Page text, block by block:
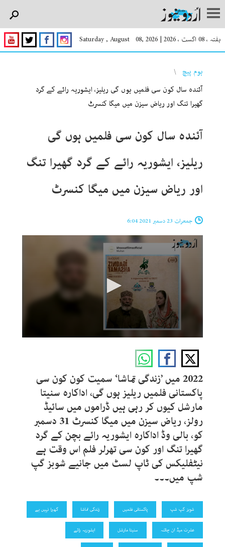
ہفتہ ، 08 اگست ، 2026 |
Saturday , August 08, 2026
You are here
ہوم پیچ
آئندہ سال کون سی فلمیں ہوں گی ریلیز، ایشوریہ رائے کے گرد
گھیرا تنگ اور ریاض سیزن میں میگا کنسرٹ
آئندہ سال کون سی فلمیں ہوں گی
ریلیز، ایشوریہ رائے کے گرد گھیرا تنگ
اور ریاض سیزن میں میگا کنسرٹ
جمعرات 23 دسمبر 2021 6:04
second
2022 میں ’زندگی تماشا‘ سمیت کون کون سی
پاکستانی فلمیں ریلیز ہوں گی، اداکارہ سنیتا
مارشل کیوں کر رہی ہیں ڈراموں میں سائیڈ
رولز، ریاض سیزن میں میگا کنسرٹ 31 دسمبر
کو، بالی وڈ اداکارہ ایشوریہ رائے بچن کے گرد
گھیرا تنگ اور کون سی تھرلر فلم اس وقت ہے
نیٹفلیکس کی ٹاپ لسٹ میں جانیے شوبز گپ
شپ میں۔۔۔
شوبز گپ شپ پاکستانی فلمیں زندگی تماشا گھبرا نہیں ہے
عشرت میڈ ان چائنہ سنیتا مارشل ایشوریہ رائے